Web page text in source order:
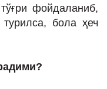
фойдаланиб,
бола ҳеч